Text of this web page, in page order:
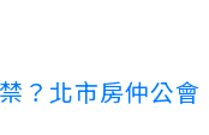
？北市房仲公